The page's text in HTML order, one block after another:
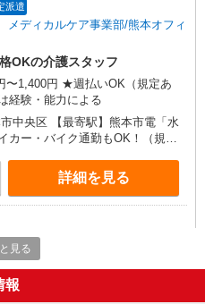
派遣
ディカルケア事業部/熊本オフィ
OKの介護スタッフ
〜1,400円 ★週払いOK（規定あ
は経験・能力による
中央区 【最寄駅】熊本市電「水
カー・バイク通勤もOK！（規定
ど、お好きな勤務地をお選び下さ
詳細を見る
デイでの生活補助☆スキルを身
く♪
〜2062円 ＜日払い有/週払い有/交
見る
報